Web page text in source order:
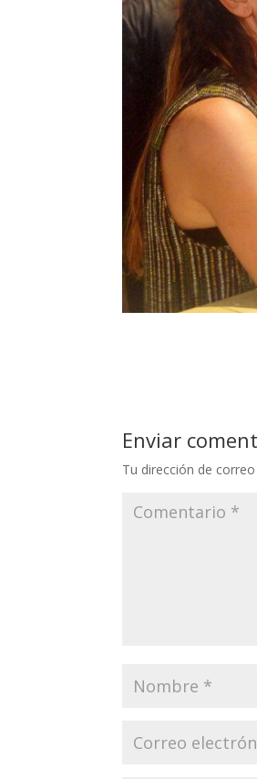
Enviar
Tu dirección de